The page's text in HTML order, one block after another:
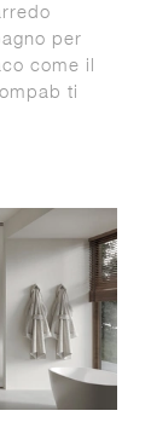
per
come il
ti